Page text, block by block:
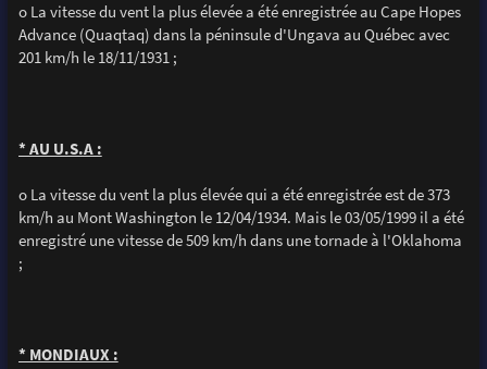
o La vitesse du vent la plus élevée a été enregistrée au Cape Hopes
Advance (Quaqtaq) dans la péninsule d'Ungava au Québec avec
201 km/h le 18/11/1931 ;
* AU U.S.A :
o La vitesse du vent la plus élevée qui a été enregistrée est de 373
km/h au Mont Washington le 12/04/1934. Mais le 03/05/1999 il a été
enregistré une vitesse de 509 km/h dans une tornade à l'Oklahoma
;
* MONDIAUX :